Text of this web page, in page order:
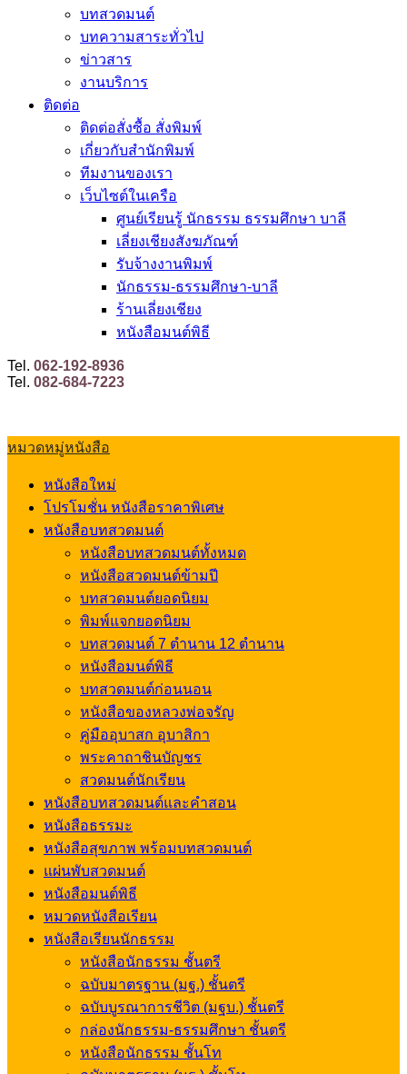
บทสวดมนต์
บทความสาระทั่วไป
ข่าวสาร
งานบริการ
ติดต่อ
ติดต่อสั่งซื้อ สั่งพิมพ์
เกี่ยวกับสำนักพิมพ์
ทีมงานของเรา
เว็บไซต์ในเครือ
ศูนย์เรียนรู้ นักธรรม ธรรมศึกษา บาลี
เลี่ยงเชียงสังฆภัณฑ์
รับจ้างงานพิมพ์
นักธรรม-ธรรมศึกษา-บาลี
ร้านเลี่ยงเชียง
หนังสือมนต์พิธี
Tel. 062-192-8936
Tel. 082-684-7223
หมวดหมู่หนังสือ
หนังสือใหม่
โปรโมชั่น หนังสือราคาพิเศษ
หนังสือบทสวดมนต์
หนังสือบทสวดมนต์ทั้งหมด
หนังสือสวดมนต์ข้ามปี
บทสวดมนต์ยอดนิยม
พิมพ์แจกยอดนิยม
บทสวดมนต์ 7 ตำนาน 12 ตำนาน
หนังสือมนต์พิธี
บทสวดมนต์ก่อนนอน
หนังสือของหลวงพ่อจรัญ
คู่มืออุบาสก อุบาสิกา
พระคาถาชินบัญชร
สวดมนต์นักเรียน
หนังสือบทสวดมนต์และคำสอน
หนังสือธรรมะ
หนังสือสุขภาพ พร้อมบทสวดมนต์
แผ่นพับสวดมนต์
หนังสือมนต์พิธี
หมวดหนังสือเรียน
หนังสือเรียนนักธรรม
หนังสือนักธรรม ชั้นตรี
ฉบับมาตรฐาน (มฐ.) ชั้นตรี
ฉบับบูรณาการชีวิต (มฐบ.) ชั้นตรี
กล่องนักธรรม-ธรรมศึกษา ชั้นตรี
หนังสือนักธรรม ชั้นโท